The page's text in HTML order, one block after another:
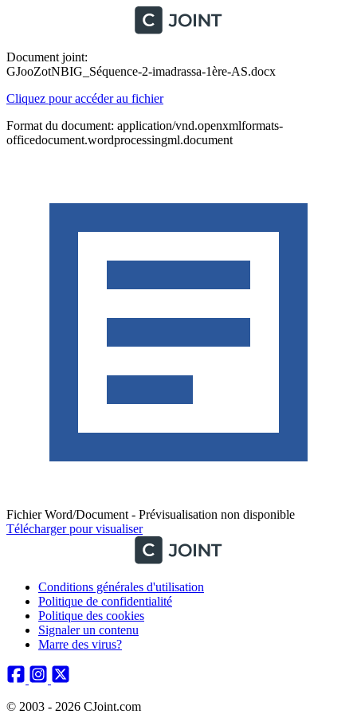
Document joint:
GJooZotNBIG_Séquence-2-imadrassa-1ère-AS.docx
Cliquez pour accéder au fichier
Format du document: application/vnd.openxmlformats-
officedocument.wordprocessingml.document
Fichier Word/Document - Prévisualisation non disponible
Télécharger pour visualiser
Conditions générales d'utilisation
Politique de confidentialité
Politique des cookies
Signaler un contenu
Marre des virus?
© 2003 - 2026 CJoint.com